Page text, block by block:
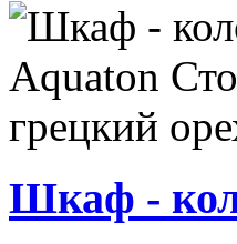
Шкаф -